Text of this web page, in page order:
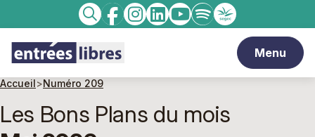
Menu
Recherche
Facebook
Instagram
linkedinYoutube
SpotifyEnseignement
catholique
Accueil>Numéro 209
Les Bons Plans du mois